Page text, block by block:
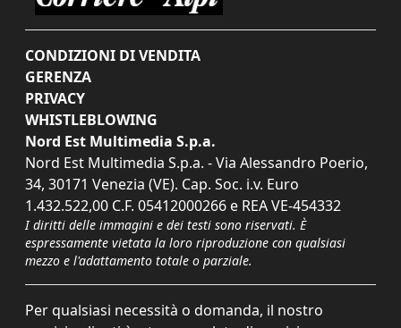
CONDIZIONI DI VENDITA
GERENZA
PRIVACY
WHISTLEBLOWING
Nord Est Multimedia S.p.a.
Nord Est Multimedia S.p.a. - Via Alessandro Poerio,
34, 30171 Venezia (VE). Cap. Soc. i.v. Euro
1.432.522,00 C.F. 05412000266 e REA VE-454332
I diritti delle immagini e dei testi sono riservati. È
espressamente vietata la loro riproduzione con qualsiasi
mezzo e l'adattamento totale o parziale.
Per qualsiasi necessità o domanda, il nostro